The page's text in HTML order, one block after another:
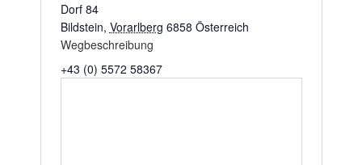
Dorf 84
Bildstein, Vorarlberg 6858 Österreich
Wegbeschreibung
+43 (0) 5572 58367